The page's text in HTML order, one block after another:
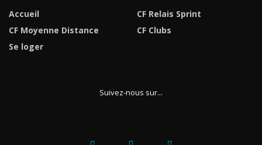
Accueil
CF Relais Sprint
CF Moyenne Distance
CF Clubs
Se loger
Suivez-nous sur...